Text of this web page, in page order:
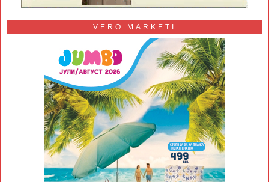
VERO MARKETI